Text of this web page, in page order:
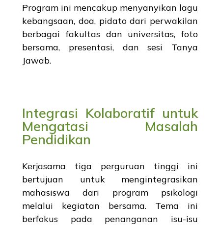
Program ini mencakup menyanyikan lagu
kebangsaan, doa, pidato dari perwakilan
berbagai fakultas dan universitas, foto
bersama, presentasi, dan sesi Tanya
Jawab.
Integrasi Kolaboratif untuk
Mengatasi Masalah
Pendidikan
Kerjasama tiga perguruan tinggi ini
bertujuan untuk mengintegrasikan
mahasiswa dari program psikologi
melalui kegiatan bersama. Tema ini
berfokus pada penanganan isu-isu